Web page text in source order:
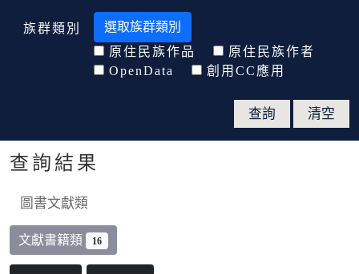
族群類別
選取族群類別
原住民族作品
原住民族作者
OpenData
創用CC應用
查詢結果
圖書文獻類
文獻書籍類 16